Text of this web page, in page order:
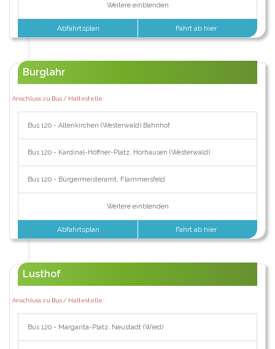
Weitere einblenden
Abfahrtsplan Fahrt ab hier
Burglahr
Anschluss zu Bus / Haltestelle:
Bus 120 - Altenkirchen (Westerwald) Bahnhof
Bus 120 - Kardinal-Höffner-Platz, Horhausen (Westerwald)
Bus 120 - Bürgermeisteramt, Flammersfeld
Weitere einblenden
Abfahrtsplan Fahrt ab hier
Lusthof
Anschluss zu Bus / Haltestelle:
Bus 120 - Margarita-Platz, Neustadt (Wied)